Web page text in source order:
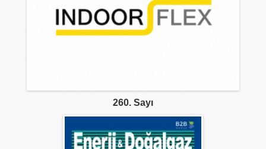
260. Sayı